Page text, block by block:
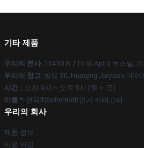
기타 제품
우리의 본사: 11410 N 7Th St Apt 5 녹스빌,
우리의 창고: 빌딩 20, Huaqing Jiayuan, 데이
시간 :: 오전 9시 ~ 오후 5시 (월 ~ 금)
이름 *: 연락처behemoth인기 카테고리
우리의 회사
제품 정보
이용 약관